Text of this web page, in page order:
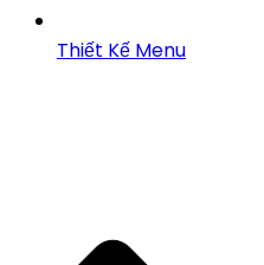
Thiết Kế Menu